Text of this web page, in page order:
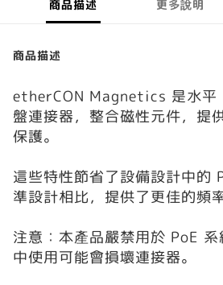
商品描述 更多說明
商品描述
etherCON Magnetics 是水平
盤連接器，整合磁性元件，提
保護。
這些特性節省了設備設計中的
準設計相比，提供了更佳的頻
注意：本產品嚴禁用於 PoE
中使用可能會損壞連接器。